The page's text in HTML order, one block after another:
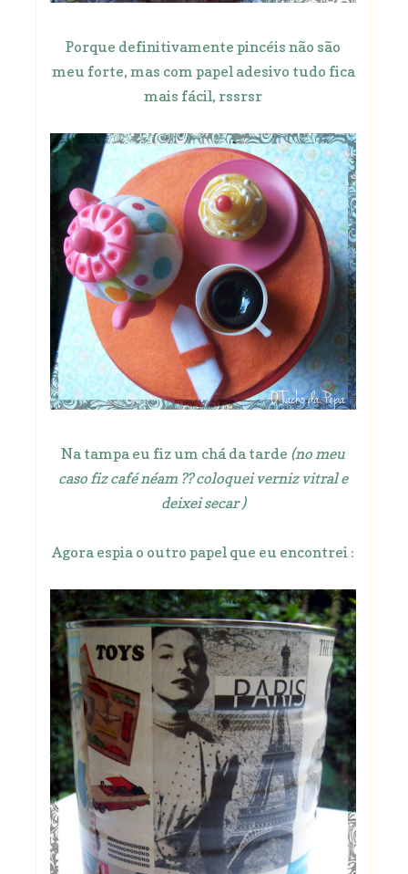
Porque definitivamente pincéis não são
meu forte, mas com papel adesivo tudo fica
mais fácil, rssrsr
Na tampa eu fiz um chá da tarde (no meu
caso fiz café néam ?? coloquei verniz vitral e
deixei secar )
Agora espia o outro papel que eu encontrei :